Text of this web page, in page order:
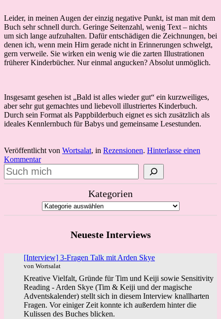
Leider, in meinen Augen der einzig negative Punkt, ist man mit dem
Buch sehr schnell durch. Geringe Seitenzahl, wenig Text – nichts
um sich lange aufzuhalten. Dafür entschädigen die Zeichnungen, bei
denen ich, wenn mein Hirn gerade nicht in Erinnerungen schwelgt,
gern verweile. Sie wirken ein wenig wie die zarten Illustrationen
früherer Kinderbücher. Nur einmal angucken? Absolut unmöglich.
Insgesamt gesehen ist „Bald ist alles wieder gut“ ein kurzweiliges,
aber sehr gut gemachtes und liebevoll illustriertes Kinderbuch.
Durch sein Format als Pappbilderbuch eignet es sich zusätzlich als
ideales Kennlernbuch für Babys und gemeinsame Lesestunden.
Veröffentlicht von Wortsalat, in Rezensionen. Hinterlasse einen
Kommentar
Suchen
Kategorien
Neueste Interviews
[Interview] 3-Fragen Talk mit Arden Skye
von Wortsalat
Kreative Vielfalt, Gründe für Tim und Keiji sowie Sensitivity
Reading - Arden Skye (Tim & Keiji und der magische
Adventskalender) stellt sich in diesem Interview knallharten
Fragen. Vor einiger Zeit konnte ich außerdem hinter die
Kulissen des Buches blicken.